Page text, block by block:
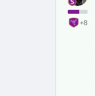
+8